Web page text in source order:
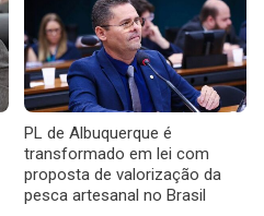
PL de Albuquerque é
transformado em lei com
proposta de valorização da
pesca artesanal no Brasil